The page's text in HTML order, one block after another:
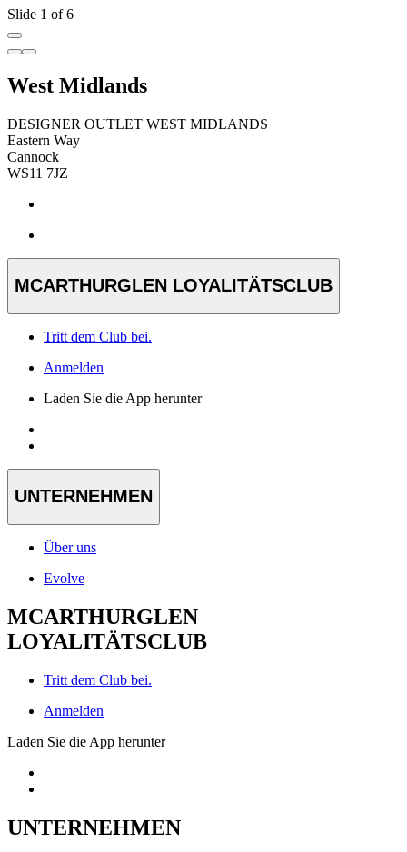
Slide 1 of 6
West Midlands
DESIGNER OUTLET WEST MIDLANDS
Eastern Way
Cannock
WS11 7JZ
MCARTHURGLEN LOYALITÄTSCLUB
Tritt dem Club bei.
Anmelden
Laden Sie die App herunter
UNTERNEHMEN
Über uns
Evolve
MCARTHURGLEN
LOYALITÄTSCLUB
Tritt dem Club bei.
Anmelden
Laden Sie die App herunter
UNTERNEHMEN